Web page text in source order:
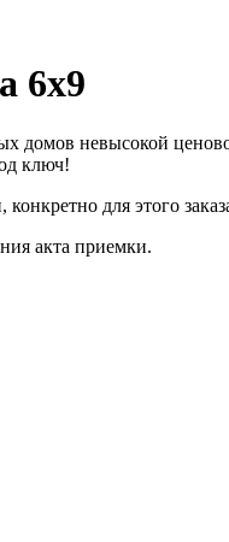
6х9
домов невысокой
ключ!
для этого
акта приемки.